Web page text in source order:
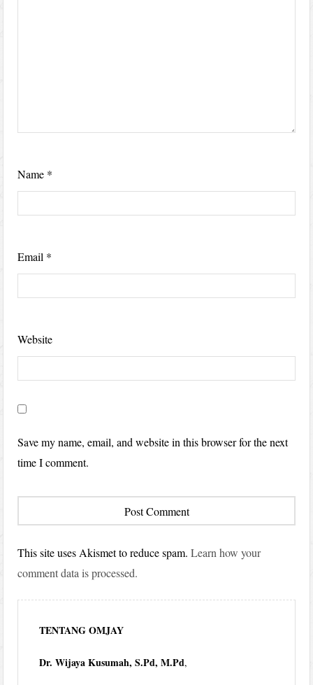
Name *
Email *
Website
Save my name, email, and website in this browser for the next
time I comment.
This site uses Akismet to reduce spam.Learn how your
comment data is processed.
TENTANG OMJAY
Dr. Wijaya Kusumah, S.Pd, M.Pd,